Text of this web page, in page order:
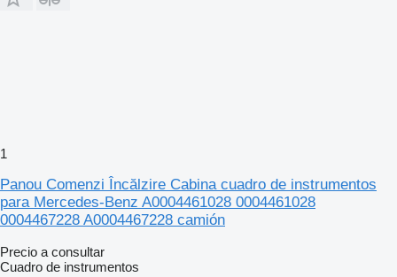
1
Panou Comenzi Încălzire Cabina cuadro de instrumentos
para Mercedes-Benz A0004461028 0004461028
0004467228 A0004467228 camión
Precio a consultar
Cuadro de instrumentos